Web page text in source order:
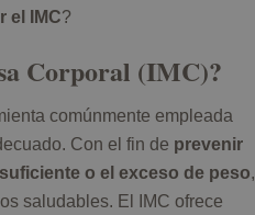
el IMC?
Corporal (IMC)?
comúnmente empleada
Con el fin de prevenir
o el exceso de peso,
saludables. El IMC ofrece